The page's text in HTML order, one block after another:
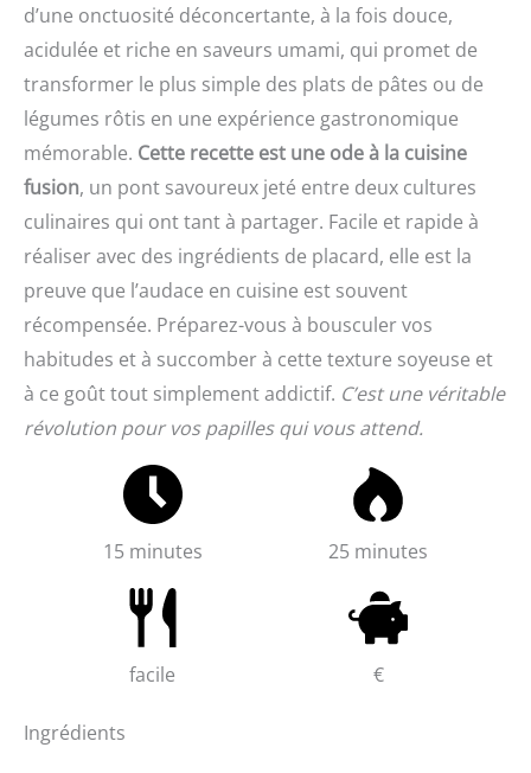
d’une onctuosité déconcertante, à la fois douce,
acidulée et riche en saveurs umami, qui promet de
transformer le plus simple des plats de pâtes ou de
légumes rôtis en une expérience gastronomique
mémorable. Cette recette est une ode à la cuisine
fusion, un pont savoureux jeté entre deux cultures
culinaires qui ont tant à partager. Facile et rapide à
réaliser avec des ingrédients de placard, elle est la
preuve que l’audace en cuisine est souvent
récompensée. Préparez-vous à bousculer vos
habitudes et à succomber à cette texture soyeuse et
à ce goût tout simplement addictif. C’est une véritable
révolution pour vos papilles qui vous attend.
15 minutes 25 minutes
facile €
Ingrédients